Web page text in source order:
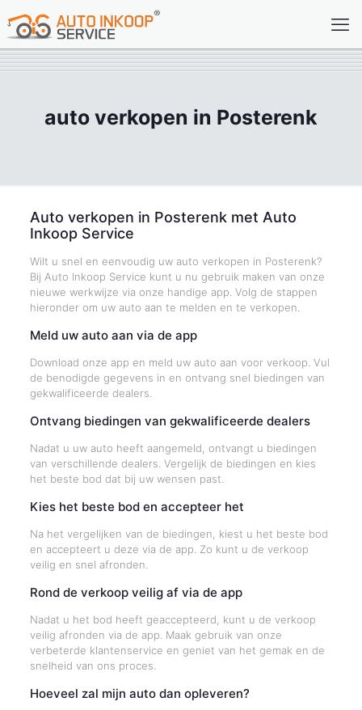
auto verkopen in Posterenk
Auto verkopen in Posterenk met Auto
Inkoop Service
Wilt u snel en eenvoudig uw auto verkopen in Posterenk?
Bij Auto Inkoop Service kunt u nu gebruik maken van onze
nieuwe werkwijze via onze handige app. Volg de stappen
hieronder om uw auto aan te melden en te verkopen.
Meld uw auto aan via de app
Download onze app en meld uw auto aan voor verkoop. Vul
de benodigde gegevens in en ontvang snel biedingen van
gekwalificeerde dealers.
Ontvang biedingen van gekwalificeerde dealers
Nadat u uw auto heeft aangemeld, ontvangt u biedingen
van verschillende dealers. Vergelijk de biedingen en kies
het beste bod dat bij uw wensen past.
Kies het beste bod en accepteer het
Na het vergelijken van de biedingen, kiest u het beste bod
en accepteert u deze via de app. Zo kunt u de verkoop
veilig en snel afronden.
Rond de verkoop veilig af via de app
Nadat u het bod heeft geaccepteerd, kunt u de verkoop
veilig afronden via de app. Maak gebruik van onze
verbeterde klantenservice en geniet van het gemak en de
snelheid van ons proces.
Hoeveel zal mijn auto dan opleveren?